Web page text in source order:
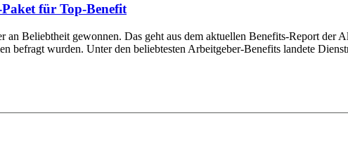
für Top-Benefit
Beliebtheit gewonnen. Das geht aus dem aktuellen Benefits-Report der
befragt wurden. Unter den beliebtesten Arbeitgeber-Benefits landete